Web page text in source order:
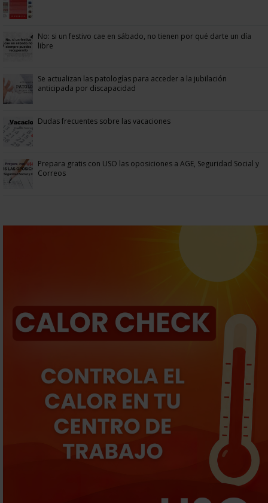
No: si un festivo cae en sábado, no tienen por qué darte un día
libre
Se actualizan las patologías para acceder a la jubilación
anticipada por discapacidad
Dudas frecuentes sobre las vacaciones
Prepara gratis con USO las oposiciones a AGE, Seguridad Social y
Correos